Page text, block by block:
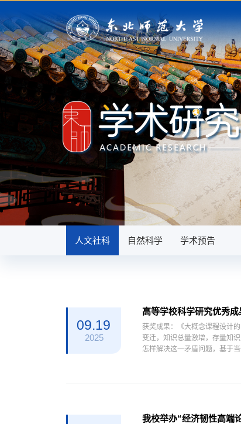
人文社科 自然科学 学术预告
09.19
2025
高等学校科学研究优秀
获奖成果：《大概念课程设计
变迁，知识总量激增，存量知
怎样解决这一矛盾问题，基于
我校举办“经济韧性高端